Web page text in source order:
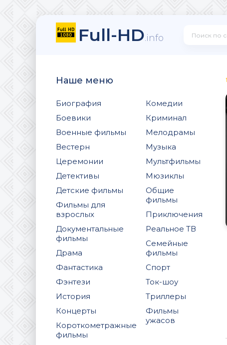
Full-HD.info
Наше меню
Биография
Боевики
Военные фильмы
Вестерн
Церемонии
Детективы
Детские фильмы
Фильмы для
взрослых
Документальные
фильмы
Драма
Фантастика
Фэнтези
История
Концерты
Короткометражные
фильмы
Комедии
Криминал
Мелодрамы
Музыка
Мультфильмы
Мюзиклы
Общие
фильмы
Приключения
Реальное ТВ
Семейные
фильмы
Спорт
Ток-шоу
Триллеры
Фильмы
ужасов